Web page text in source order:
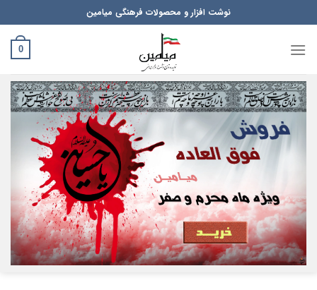
to
content
نوشت افزار و محصولات فرهنگی میامین
0